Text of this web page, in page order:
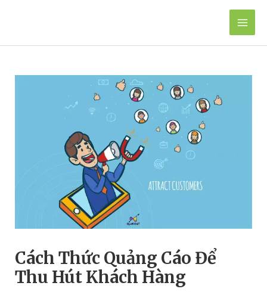
Main
Cách Thức Quảng Cáo Để
Thu Hút Khách Hàng